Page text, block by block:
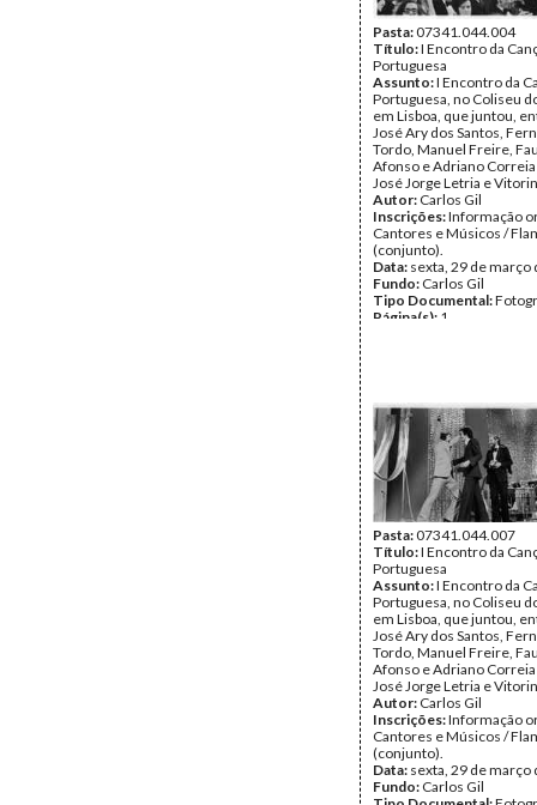
Pasta:07341.044.004
Título:I Encontro da
Portuguesa
Assunto:I Encontro da
Portuguesa, no Coliseu
em Lisboa, que juntou,
José Ary dos Santos,
Tordo, Manuel Freire,
Afonso e Adriano
José Jorge Letria e
Autor: Carlos Gil
Inscrições:Informação
Cantores e Músicos /
(conjunto).
Data: sexta, 29 de março
Fundo: Carlos Gil
Tipo Documental:
Página(s): 1
Pasta:07341.044.007
Título:I Encontro da
Portuguesa
Assunto:I Encontro da
Portuguesa, no Coliseu
em Lisboa, que juntou,
José Ary dos Santos,
Tordo, Manuel Freire,
Afonso e Adriano
José Jorge Letria e
Autor: Carlos Gil
Inscrições:Informação
Cantores e Músicos /
(conjunto).
Data: sexta, 29 de março
Fundo: Carlos Gil